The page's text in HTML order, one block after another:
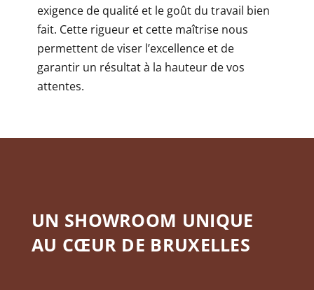
exigence de qualité et le goût du travail bien
fait. Cette rigueur et cette maîtrise nous
permettent de viser l’excellence et de
garantir un résultat à la hauteur de vos
attentes.
UN SHOWROOM UNIQUE
AU CŒUR DE BRUXELLES